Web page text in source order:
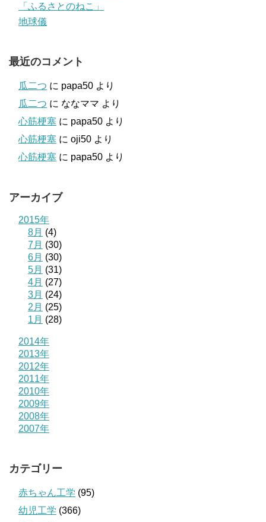
「ふるさとのねこ」
地球儀
最近のコメント
瓜二つ に papa50 より
瓜二つ に ななママ より
心筋梗塞 に papa50 より
心筋梗塞 に oji50 より
心筋梗塞 に papa50 より
アーカイブ
2015年
8月 (4)
7月 (30)
6月 (30)
5月 (31)
4月 (27)
3月 (24)
2月 (25)
1月 (28)
2014年
2013年
2012年
2011年
2010年
2009年
2008年
2007年
カテゴリー
赤ちゃん工学 (95)
幼児工学 (366)